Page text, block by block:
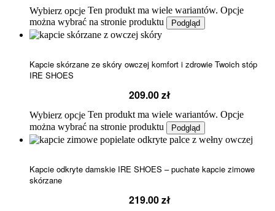
Wybierz opcje Ten produkt ma wiele wariantów. Opcje
można wybrać na stronie produktu
Podgląd
Kapcie skórzane ze skóry owczej komfort i zdrowie Twoich stóp
IRE SHOES
209.00zł
Wybierz opcje Ten produkt ma wiele wariantów. Opcje
można wybrać na stronie produktu
Podgląd
Kapcie odkryte damskie IRE SHOES – puchate kapcie zimowe
skórzane
219.00zł